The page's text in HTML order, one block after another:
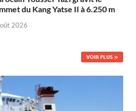
du Kang Yatse II à 6.250 m
2026
VOIR PLUS